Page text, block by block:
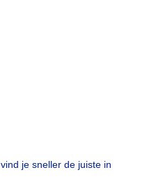
je sneller de juiste in